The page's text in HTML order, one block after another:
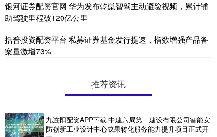
银河证券配资官网 华为发布乾崑智驾主动避险视频，累计辅
助驾驶里程破120亿公里
括普投资配资平台 私募证券基金发行提速，指数增强产品备
案量激增73%
推荐资讯
九连阳配资APP下载 中建六局第一建设有限公司智能安
防创新工业设计中心成果转化服务能力提升项目正式开